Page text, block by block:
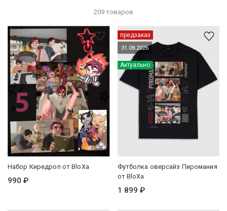
209 товаров
Набор Киредроп от BloXa
990 ₽
предзаказ
31.08.2026
Актуально
Футболка оверсайз Пиромания
от BloXa
1 899 ₽